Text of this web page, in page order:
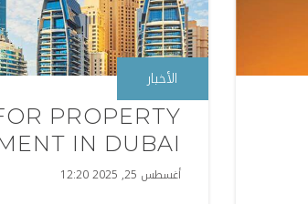
الأخبار
PROPERTY
IN DUBAI
أغسطس 25, 2025 12:20